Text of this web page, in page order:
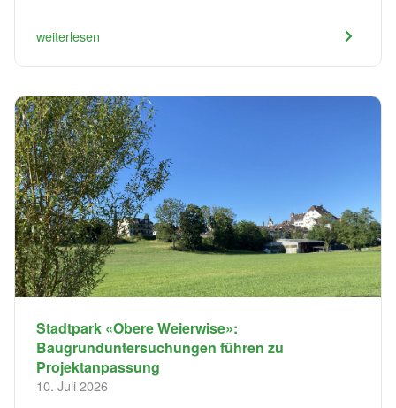
weiterlesen
Stadtpark «Obere Weierwise»:
Baugrunduntersuchungen führen zu
Projektanpassung
10. Juli 2026